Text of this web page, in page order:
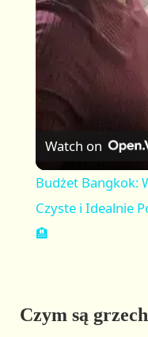
Watch on
Budżet Bangkok:
Czyste i Idealnie
🏨
Czym są